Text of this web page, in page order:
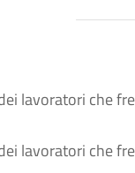
lavoratori che
lavoratori che